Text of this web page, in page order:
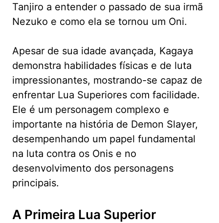
Tanjiro a entender o passado de sua irmã
Nezuko e como ela se tornou um Oni.
Apesar de sua idade avançada, Kagaya
demonstra habilidades físicas e de luta
impressionantes, mostrando-se capaz de
enfrentar Lua Superiores com facilidade.
Ele é um personagem complexo e
importante na história de Demon Slayer,
desempenhando um papel fundamental
na luta contra os Onis e no
desenvolvimento dos personagens
principais.
A Primeira Lua Superior